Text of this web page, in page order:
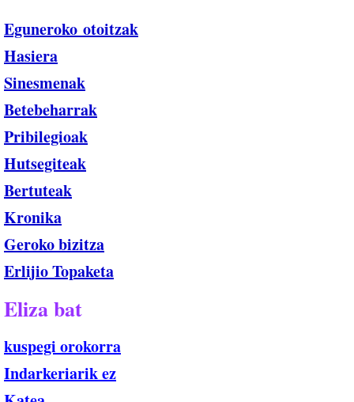
Eguneroko otoitzak
Hasiera
Sinesmenak
Betebeharrak
Pribilegioak
Hutsegiteak
Bertuteak
Kronika
Geroko bizitza
Erlijio Topaketa
Eliza bat
kuspegi orokorra
Indarkeriarik ez